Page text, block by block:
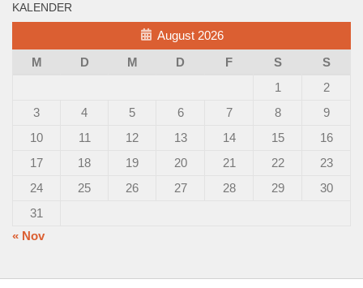
KALENDER
August 2026
M
D M D F S
S
1
2
3
4 5 6 7 8
9
10
11 12 13 14 15
16
17
18 19 20 21 22
23
24
25 26 27 28 29
30
31
« Nov